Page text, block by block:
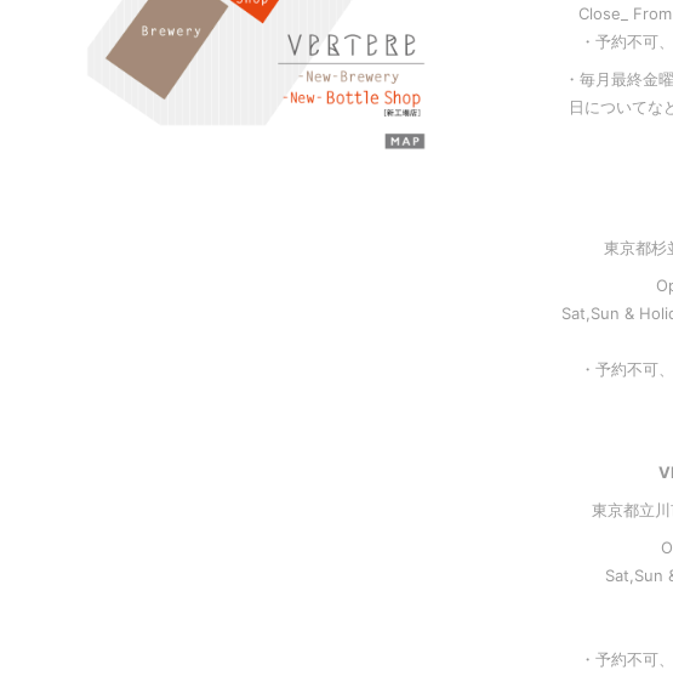
Close_
・予約不可
・毎月最終金
日についてな
東京都杉
Sat,Sun &
・予約不可
東京都立
Sat,Sun
・予約不可